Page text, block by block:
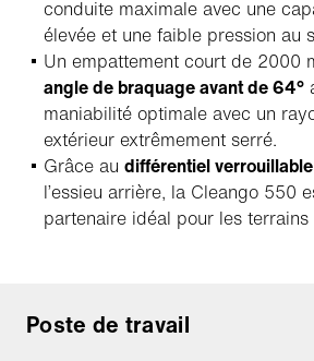
conduite maximale avec une
élevée et une faible pression au
Un empattement court de 2000
angle de braquage avant de 64°
maniabilité optimale avec un
extérieur extrêmement serré.
Grâce au différentiel verrouillable
l’essieu arrière, la Cleango 550
partenaire idéal pour les
Poste de travail